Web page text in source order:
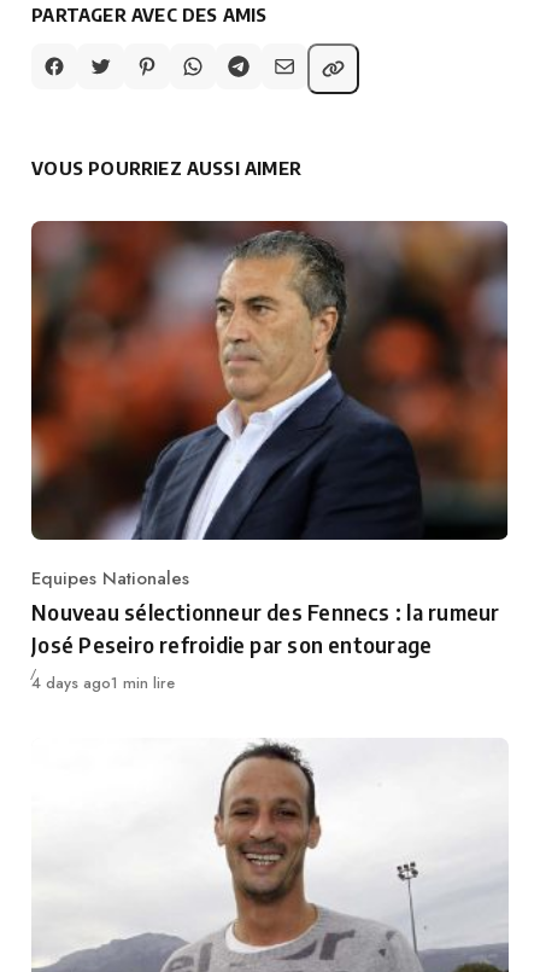
PARTAGER AVEC DES AMIS
VOUS POURRIEZ AUSSI AIMER
Category
Equipes Nationales
Nouveau sélectionneur des Fennecs : la rumeur
José Peseiro refroidie par son entourage
Publié
4 days ago1 min lire